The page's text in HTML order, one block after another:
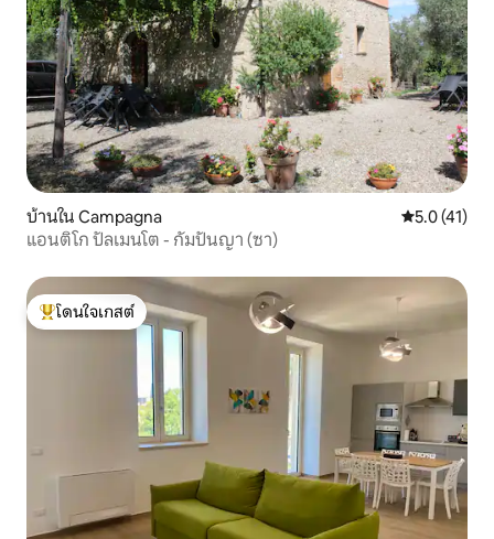
บ้านใน Campagna คะแนนเฉลี่ย
5.0 (41)
แอนติโก ปัลเมนโต - กัมปันญา (ซา)
โดนใจเกสต์ที่สุด
โดนใจเกสต์